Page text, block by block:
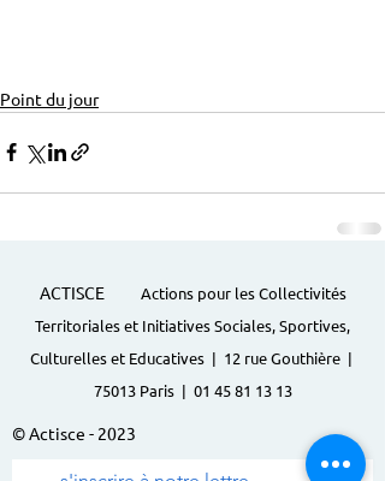
Point du jour
ACTISCE
Actions pour les Collectivités
Territoriales et Initiatives Sociales, Sportives,
Culturelles et Educatives | 12 rue Gouthière |
75013 Paris | 01 45 81 13 13
© Actisce - 2023